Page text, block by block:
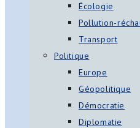
Écologie
Pollution-
Transport
Politique
Europe
Géopolitique
Démocratie
Diplomatie